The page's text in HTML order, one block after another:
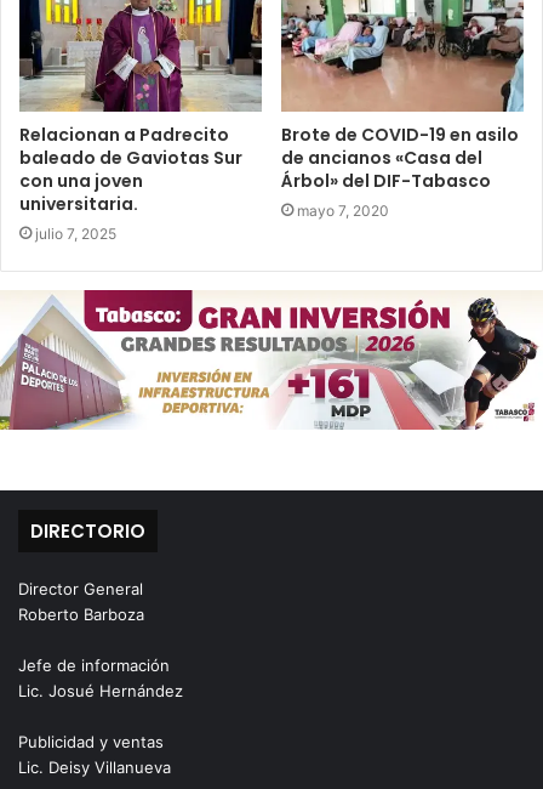
Relacionan a Padrecito
baleado de Gaviotas Sur
con una joven
universitaria.
julio 7, 2025
Brote de COVID-19 en asilo
de ancianos «Casa del
Árbol» del DIF-Tabasco
mayo 7, 2020
DIRECTORIO
Director General
Roberto Barboza
Jefe de información
Lic. Josué Hernández
Publicidad y ventas
Lic. Deisy Villanueva